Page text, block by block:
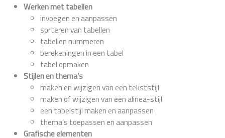
Werken met tabellen
invoegen en aanpassen
sorteren van tabellen
tabellen nummeren
berekeningen in een tabel
tabel opmaken
Stijlen en thema’s
maken en wijzigen van een tekststijl
maken of wijzigen van een alinea-stijl
een tabelstijl maken en aanpassen
thema’s toepassen en aanpassen
Grafische elementen